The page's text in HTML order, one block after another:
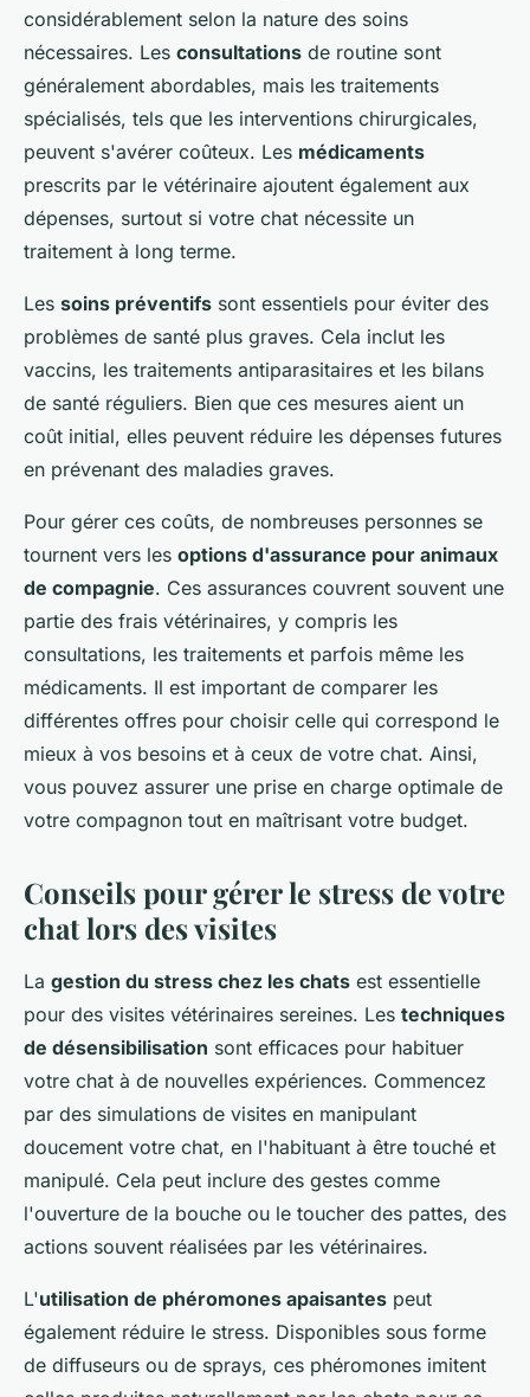
considérablement selon la nature des soins
nécessaires. Les consultations de routine sont
généralement abordables, mais les traitements
spécialisés, tels que les interventions chirurgicales,
peuvent s'avérer coûteux. Les médicaments
prescrits par le vétérinaire ajoutent également aux
dépenses, surtout si votre chat nécessite un
traitement à long terme.
Les soins préventifs sont essentiels pour éviter des
problèmes de santé plus graves. Cela inclut les
vaccins, les traitements antiparasitaires et les bilans
de santé réguliers. Bien que ces mesures aient un
coût initial, elles peuvent réduire les dépenses futures
en prévenant des maladies graves.
Pour gérer ces coûts, de nombreuses personnes se
tournent vers les options d'assurance pour animaux
de compagnie. Ces assurances couvrent souvent une
partie des frais vétérinaires, y compris les
consultations, les traitements et parfois même les
médicaments. Il est important de comparer les
différentes offres pour choisir celle qui correspond le
mieux à vos besoins et à ceux de votre chat. Ainsi,
vous pouvez assurer une prise en charge optimale de
votre compagnon tout en maîtrisant votre budget.
Conseils pour gérer le stress de votre
chat lors des visites
La gestion du stress chez les chats est essentielle
pour des visites vétérinaires sereines. Les techniques
de désensibilisation sont efficaces pour habituer
votre chat à de nouvelles expériences. Commencez
par des simulations de visites en manipulant
doucement votre chat, en l'habituant à être touché et
manipulé. Cela peut inclure des gestes comme
l'ouverture de la bouche ou le toucher des pattes, des
actions souvent réalisées par les vétérinaires.
L'utilisation de phéromones apaisantes peut
également réduire le stress. Disponibles sous forme
de diffuseurs ou de sprays, ces phéromones imitent